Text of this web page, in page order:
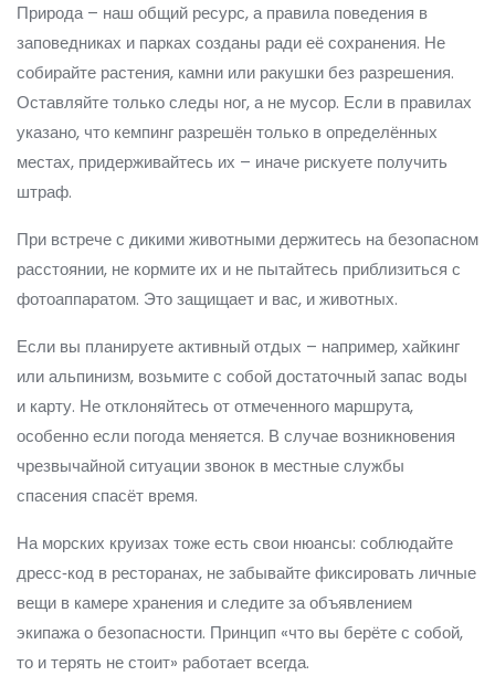
Природа – наш общий ресурс, а правила поведения в
заповедниках и парках созданы ради её сохранения. Не
собирайте растения, камни или ракушки без разрешения.
Оставляйте только следы ног, а не мусор. Если в правилах
указано, что кемпинг разрешён только в определённых
местах, придерживайтесь их – иначе рискуете получить
штраф.
При встрече с дикими животными держитесь на безопасном
расстоянии, не кормите их и не пытайтесь приблизиться с
фотоаппаратом. Это защищает и вас, и животных.
Если вы планируете активный отдых – например, хайкинг
или альпинизм, возьмите с собой достаточный запас воды
и карту. Не отклоняйтесь от отмеченного маршрута,
особенно если погода меняется. В случае возникновения
чрезвычайной ситуации звонок в местные службы
спасения спасёт время.
На морских круизах тоже есть свои нюансы: соблюдайте
дресс‑код в ресторанах, не забывайте фиксировать личные
вещи в камере хранения и следите за объявлением
экипажа о безопасности. Принцип «что вы берёте с собой,
то и терять не стоит» работает всегда.